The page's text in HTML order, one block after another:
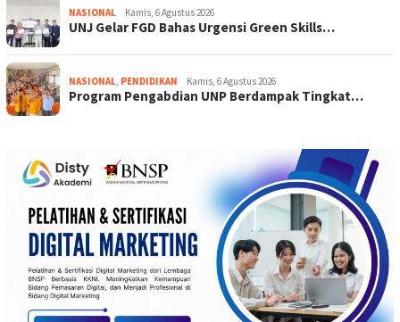
NASIONAL Kamis, 6 Agustus 2026
UNJ Gelar FGD Bahas Urgensi Green Skills…
NASIONAL, PENDIDIKAN Kamis, 6 Agustus 2026
Program Pengabdian UNP Berdampak Tingkat…